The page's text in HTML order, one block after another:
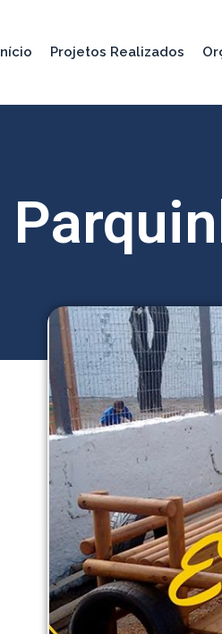
Início Projetos Realizados